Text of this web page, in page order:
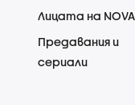
Лицата на NOVA
Предавания и
сериали